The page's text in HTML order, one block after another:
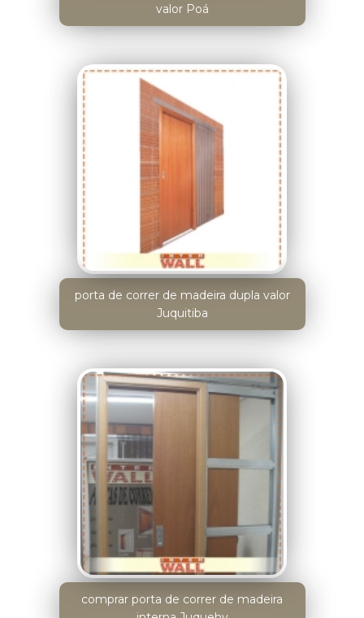
valor Poá
porta de correr de madeira dupla valor
Juquitiba
comprar porta de correr de madeira